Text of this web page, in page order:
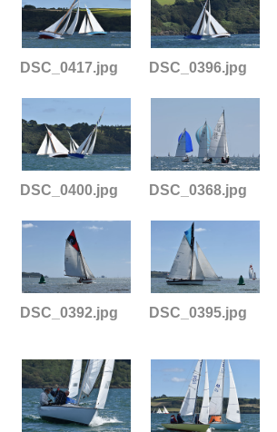
DSC_0417.jpg DSC_0396.jpg
DSC_0400.jpg DSC_0368.jpg
DSC_0392.jpg DSC_0395.jpg